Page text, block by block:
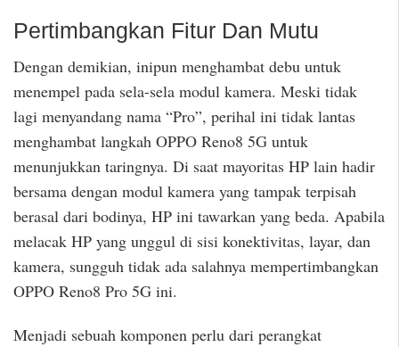
Pertimbangkan Fitur Dan Mutu
Dengan demikian, inipun menghambat debu untuk
menempel pada sela-sela modul kamera. Meski tidak
lagi menyandang nama “Pro”, perihal ini tidak lantas
menghambat langkah OPPO Reno8 5G untuk
menunjukkan taringnya. Di saat mayoritas HP lain hadir
bersama dengan modul kamera yang tampak terpisah
berasal dari bodinya, HP ini tawarkan yang beda. Apabila
melacak HP yang unggul di sisi konektivitas, layar, dan
kamera, sungguh tidak ada salahnya mempertimbangkan
OPPO Reno8 Pro 5G ini.
Menjadi sebuah komponen perlu dari perangkat